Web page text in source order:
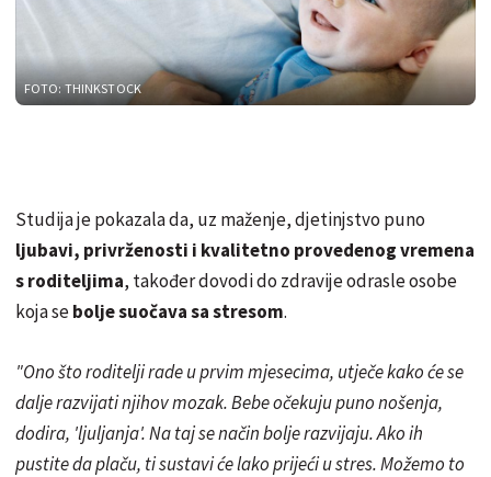
FOTO: THINKSTOCK
Studija je pokazala da, uz maženje, djetinjstvo puno
ljubavi, privrženosti i kvalitetno provedenog vremena
s roditeljima, također dovodi do zdravije odrasle osobe
koja sebolje suočava sa stresom.
"Ono što roditelji rade u prvim mjesecima, utječe kako će se
dalje razvijati njihov mozak. Bebe očekuju puno nošenja,
dodira, 'ljuljanja'. Na taj se način bolje razvijaju. Ako ih
pustite da plaču, ti sustavi će lako prijeći u stres. Možemo to